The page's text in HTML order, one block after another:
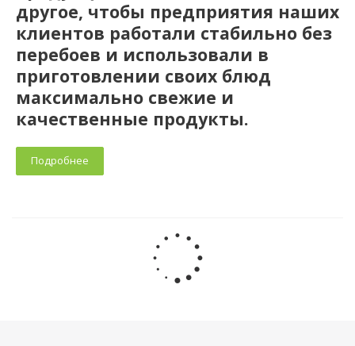
другое, чтобы предприятия наших
клиентов работали стабильно без
перебоев и использовали в
приготовлении своих блюд
максимально свежие и
качественные продукты.
Подробнее